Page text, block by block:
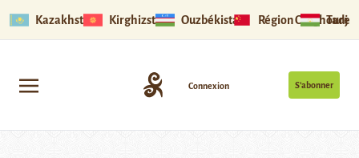
Kazakhstan Kirghizstan Ouzbékistan Région Ouïghoure
S’abonner
Connexion